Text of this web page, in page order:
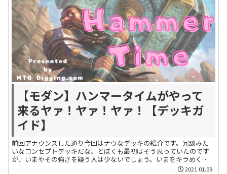
【モダン】ハンマータイムがやって
来るヤァ！ヤァ！ヤァ！【デッキガ
イド】
前回アナウンスした通り今回はナウなデッキの紹介です。冗談みた
いなコンセプトデッキだな、とぼくも最初はそう思っていたのです
が、いまやその強さを疑う人は少ないでしょう。いまをキラめく新
2021.01.09